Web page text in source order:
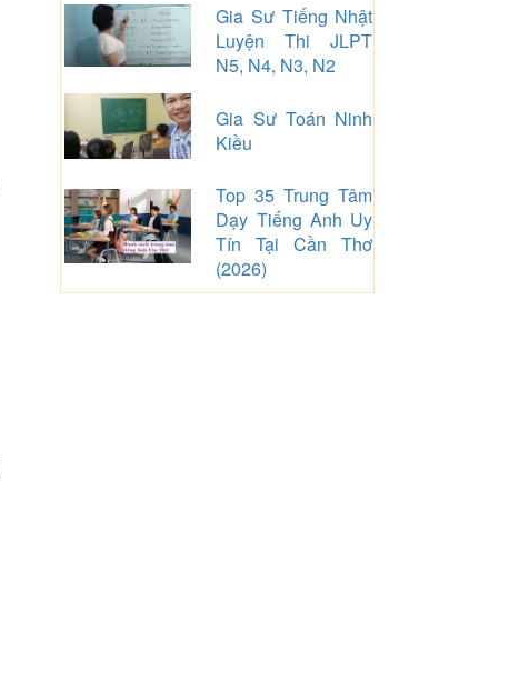
Gia Sư Tiếng Nhật
Luyện Thi JLPT
N5, N4, N3, N2
Gia Sư Toán Ninh
Kiều
Top 35 Trung Tâm
Dạy Tiếng Anh Uy
Tín Tại Cần Thơ
(2026)